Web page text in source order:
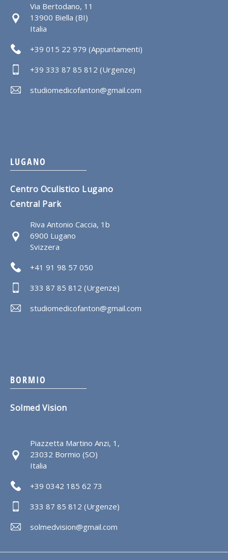
Via Bertodano, 11
13900 Biella (BI)
Italia
+39 015 22 979 (Appuntamenti)
+39 333 87 85 812 (Urgenze)
studiomedicofanton@gmail.com
LUGANO
Centro Oculistico Lugano
Central Park
Riva Antonio Caccia, 1b
6900 Lugano
Svizzera
+41 91 98 57 050
333 87 85 812 (Urgenze)
studiomedicofanton@gmail.com
BORMIO
Solmed Vision
Piazzetta Martino Anzi, 1,
23032 Bormio (SO)
Italia
+39 0342 185 62 73
333 87 85 812 (Urgenze)
solmedvision@gmail.com